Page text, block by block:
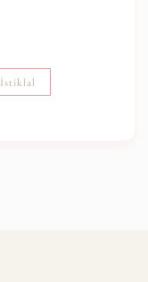
İstiklal